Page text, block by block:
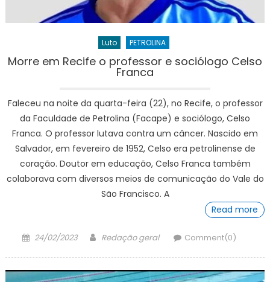
Luto PETROLINA
Morre em Recife o professor e sociólogo Celso
Franca
Faleceu na noite da quarta-feira (22), no Recife, o professor
da Faculdade de Petrolina (Facape) e sociólogo, Celso
Franca. O professor lutava contra um câncer. Nascido em
Salvador, em fevereiro de 1952, Celso era petrolinense de
coração. Doutor em educação, Celso Franca também
colaborava com diversos meios de comunicação do Vale do
São Francisco. A
Read more
Posted
24/02/2023 Author
Redação geral Comment(0)